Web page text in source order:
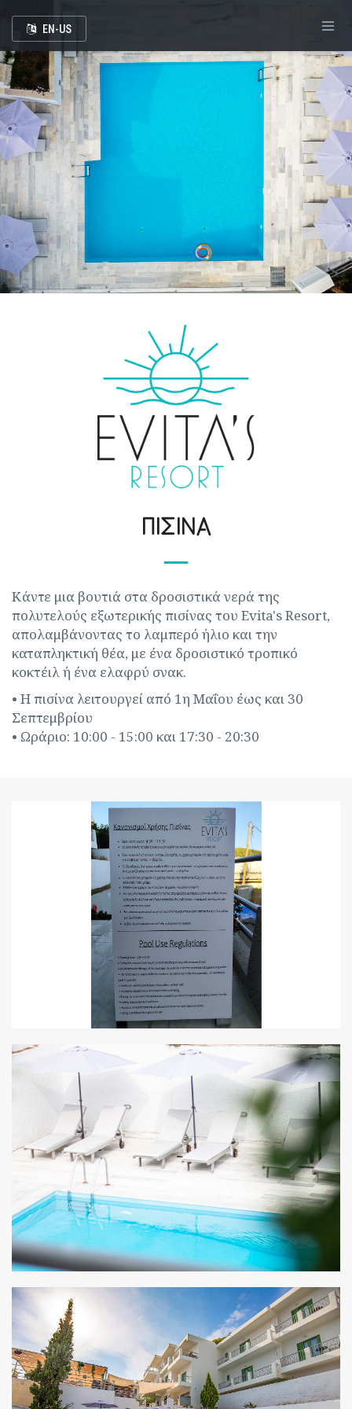
EN-US
ΠΙΣΙΝΑ
Κάντε μια βουτιά στα δροσιστικά νερά της
πολυτελούς εξωτερικής πισίνας του Evita's Resort,
απολαμβάνοντας το λαμπερό ήλιο και την
καταπληκτική θέα, με ένα δροσιστικό τροπικό
κοκτέιλ ή ένα ελαφρύ σνακ.
• Η πισίνα λειτουργεί από 1η Μαΐου έως και 30
Σεπτεμβρίου
• Ωράριο: 10:00 - 15:00 και 17:30 - 20:30
ZOOM
ZOOM
ZOOM